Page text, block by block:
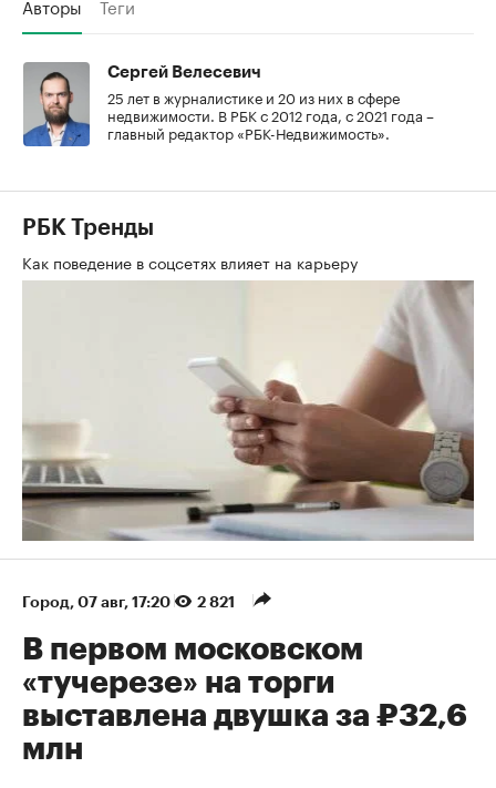
Авторы Теги
Сергей Велесевич
25 лет в журналистике и 20 из них в сфере
недвижимости. В РБК с 2012 года, с 2021 года –
главный редактор «РБК-Недвижимость».
РБК Тренды
Как поведение в соцсетях влияет на карьеру
Город⁠, 07 авг, 17:20 2 821
В первом московском
«тучерезе» на торги
выставлена двушка за ₽32,6
млн